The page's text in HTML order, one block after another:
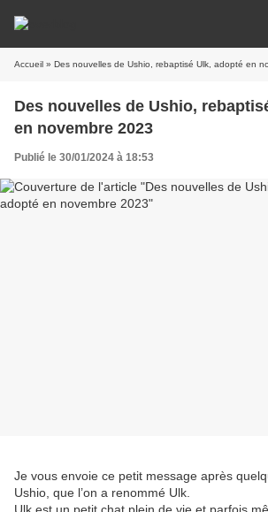
Accueil » Des nouvelles de Ushio, rebaptisé Ulk, adopté en
Des nouvelles de Ushio,
en novembre 2023
Publié le 30/01/2024 à 18:53
Je vous envoie ce petit message après
Ushio, que l’on a renommé Ulk.